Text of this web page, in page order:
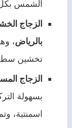
الشمس
الزجاج
بالرياض،
تخشين
الزجاج
بسهولة
اسمنتية،